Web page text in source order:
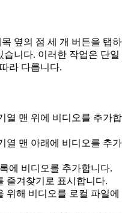
옆의 점 세 개 버튼을 탭하
니다. 이러한 작업은 단일
라 다릅니다.
열 맨 위에 비디오를 추가합
열 맨 아래에 비디오를 추가
에 비디오를 추가합니다.
겨찾기로 표시합니다.
해 비디오를 로컬 파일에